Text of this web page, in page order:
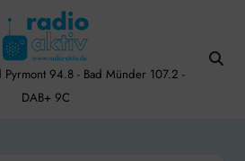
Pyrmont 94.8 - Bad Münder 107.2 -
DAB+ 9C